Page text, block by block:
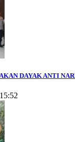
DAYAK ANTI